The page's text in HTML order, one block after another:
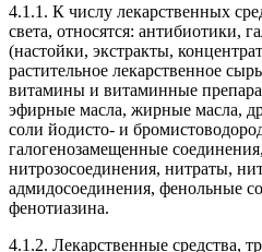
4.1.1. К числу лекарственных
света, относятся: антибиотики,
(настойки, экстракты,
растительное лекарственное
витамины и витаминные
эфирные масла, жирные масла,
соли йодисто- и
галогенозамещенные
нитрозосоединения, нитраты,
адмидосоединения, фенольные
фенотиазина.
4.1.2. Лекарственные средства,